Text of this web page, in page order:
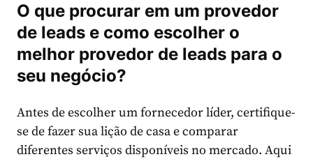
O que procurar em um provedor
de leads e como escolher o
melhor provedor de leads para o
seu negócio?
Antes de escolher um fornecedor líder, certifique-
se de fazer sua lição de casa e comparar
diferentes serviços disponíveis no mercado. Aqui